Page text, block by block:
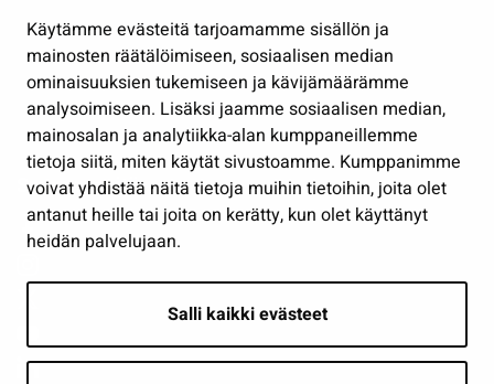
Käytämme evästeitä tarjoamamme sisällön ja
mainosten räätälöimiseen, sosiaalisen median
ominaisuuksien tukemiseen ja kävijämäärämme
analysoimiseen. Lisäksi jaamme sosiaalisen median,
mainosalan ja analytiikka-alan kumppaneillemme
tietoja siitä, miten käytät sivustoamme. Kumppanimme
voivat yhdistää näitä tietoja muihin tietoihin, joita olet
antanut heille tai joita on kerätty, kun olet käyttänyt
heidän palvelujaan.
Salli kaikki evästeet
Työ ja yrittäminen
Osallistu ja asioi
Näytä omat evästeasetukseni
Seuraa meitä